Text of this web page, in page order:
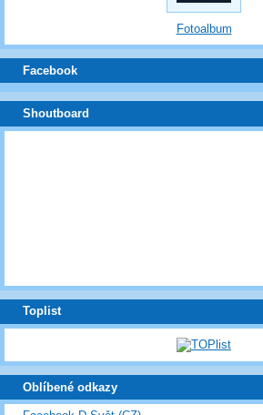
Fotoalbum
Facebook
Shoutboard
Toplist
Oblíbené odkazy